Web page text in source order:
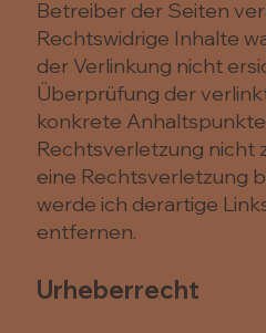
Betreiber der Seiten
Rechtswidrige Inhalte
der Verlinkung nicht
Überprüfung der
konkrete
Rechtsverletzung nicht
eine Rechtsverletzung
werde ich derartige
entfernen.
Urheberrecht